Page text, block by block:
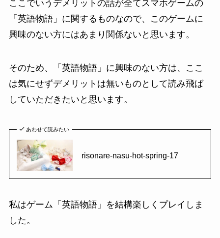
ここでいうデメリットの話が全てスマホゲームの
「英語物語」に関するものなので、このゲームに
興味のない方にはあまり関係ないと思います。
そのため、「英語物語」に興味のない方は、ここ
は気にせずデメリットは無いものとして読み飛ば
していただきたいと思います。
あわせて読みたい
risonare-nasu-hot-spring-17
私はゲーム「英語物語」を結構楽しくプレイしま
した。